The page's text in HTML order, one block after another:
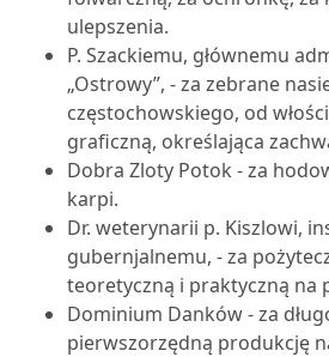
ulepszenia.
P. Szackiemu, głównemu
„Ostrowy”, - za zebrane
częstochowskiego, od
graficzną, określająca
Dobra Zloty Potok - za
karpi.
Dr. weterynarii p. Kiszlowi,
gubernjalnemu, - za
teoretyczną i praktyczną na
Dominium Danków - za
pierwszorzędną produkcję